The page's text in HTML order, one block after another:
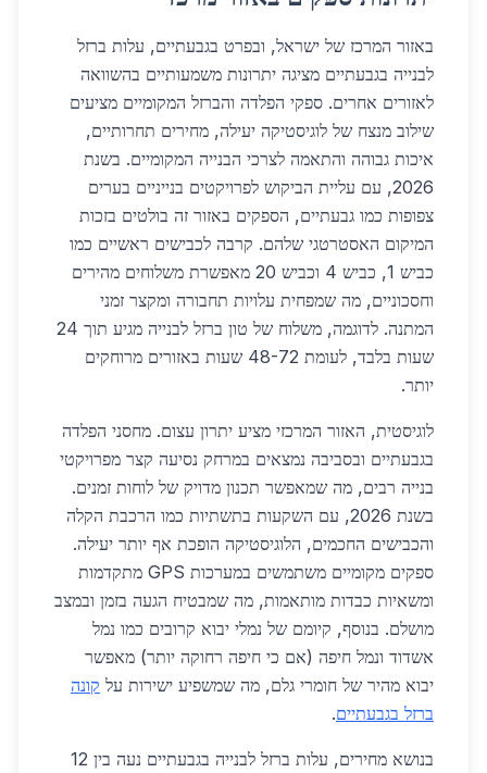
באזור המרכז של ישראל, ובפרט בגבעתיים, עלות ברזל
לבנייה בגבעתיים מציגה יתרונות משמעותיים בהשוואה
לאזורים אחרים. ספקי הפלדה והברזל המקומיים מציעים
שילוב מנצח של לוגיסטיקה יעילה, מחירים תחרותיים,
איכות גבוהה והתאמה לצרכי הבנייה המקומיים. בשנת
2026, עם עליית הביקוש לפרויקטים בנייניים בערים
צפופות כמו גבעתיים, הספקים באזור זה בולטים בזכות
המיקום האסטרטגי שלהם. קרבה לכבישים ראשיים כמו
כביש 1, כביש 4 וכביש 20 מאפשרת משלוחים מהירים
וחסכוניים, מה שמפחית עלויות תחבורה ומקצר זמני
המתנה. לדוגמה, משלוח של טון ברזל לבנייה מגיע תוך 24
שעות בלבד, לעומת 48-72 שעות באזורים מרוחקים
יותר.
לוגיסטית, האזור המרכזי מציע יתרון עצום. מחסני הפלדה
בגבעתיים ובסביבה נמצאים במרחק נסיעה קצר מפרויקטי
בנייה רבים, מה שמאפשר תכנון מדויק של לוחות זמנים.
בשנת 2026, עם השקעות בתשתיות כמו הרכבת הקלה
והכבישים החכמים, הלוגיסטיקה הופכת אף יותר יעילה.
ספקים מקומיים משתמשים במערכות GPS מתקדמות
ומשאיות כבדות מותאמות, מה שמבטיח הגעה בזמן ובמצב
מושלם. בנוסף, קיומם של נמלי יבוא קרובים כמו נמל
אשדוד ונמל חיפה (אם כי חיפה רחוקה יותר) מאפשר
יבוא מהיר של חומרי גלם, מה שמשפיע ישירות על קונה
ברזל בגבעתיים.
בנושא מחירים, עלות ברזל לבנייה בגבעתיים נעה בין 12